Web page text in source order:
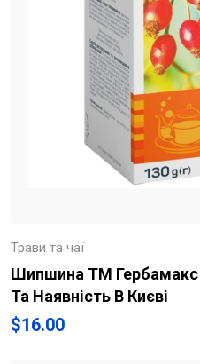
Трави та чаї
Шипшина ТМ Гербамакс
Та Наявність В Києві
$16.00